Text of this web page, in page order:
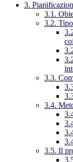
3.
3.1.
3.2.
3.3.
3.4.
3.5. Il